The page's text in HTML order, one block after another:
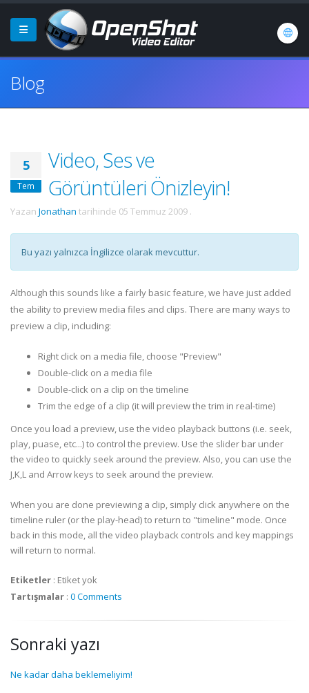
Blog
5
Tem
Video, Ses ve
Görüntüleri Önizleyin!
Yazan Jonathan tarihinde 05 Temmuz 2009 .
Bu yazı yalnızca İngilizce olarak mevcuttur.
Although this sounds like a fairly basic feature, we have just added
the ability to preview media files and clips. There are many ways to
preview a clip, including:
Right click on a media file, choose "Preview"
Double-click on a media file
Double-click on a clip on the timeline
Trim the edge of a clip (it will preview the trim in real-time)
Once you load a preview, use the video playback buttons (i.e. seek,
play, puase, etc...) to control the preview. Use the slider bar under
the video to quickly seek around the preview. Also, you can use the
J,K,L and Arrow keys to seek around the preview.
When you are done previewing a clip, simply click anywhere on the
timeline ruler (or the play-head) to return to "timeline" mode. Once
back in this mode, all the video playback controls and key mappings
will return to normal.
Etiketler : Etiket yok
Tartışmalar : 0 Comments
Sonraki yazı
Ne kadar daha beklemeliyim!